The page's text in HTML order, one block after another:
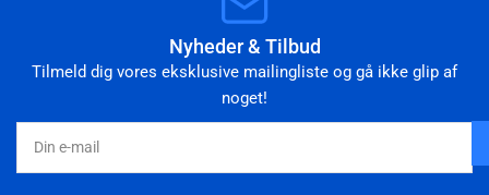
Nyheder & Tilbud
Tilmeld dig vores eksklusive mailingliste og gå ikke glip af
noget!
mail